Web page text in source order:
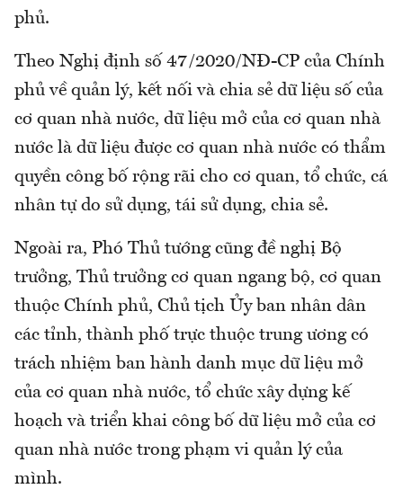
phủ.
Theo Nghị định số 47/2020/NĐ-CP của Chính
phủ về quản lý, kết nối và chia sẻ dữ liệu số của
cơ quan nhà nước, dữ liệu mở của cơ quan nhà
nước là dữ liệu được cơ quan nhà nước có thẩm
quyền công bố rộng rãi cho cơ quan, tổ chức, cá
nhân tự do sử dụng, tái sử dụng, chia sẻ.
Ngoài ra, Phó Thủ tướng cũng đề nghị Bộ
trưởng, Thủ trưởng cơ quan ngang bộ, cơ quan
thuộc Chính phủ, Chủ tịch Ủy ban nhân dân
các tỉnh, thành phố trực thuộc trung ương có
trách nhiệm ban hành danh mục dữ liệu mở
của cơ quan nhà nước, tổ chức xây dựng kế
hoạch và triển khai công bố dữ liệu mở của cơ
quan nhà nước trong phạm vi quản lý của
mình.